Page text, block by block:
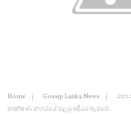
Home Gossip Lanka News
මහා
තාක්ෂණ නගරයේ පළමු අදියර ඇරඹේ